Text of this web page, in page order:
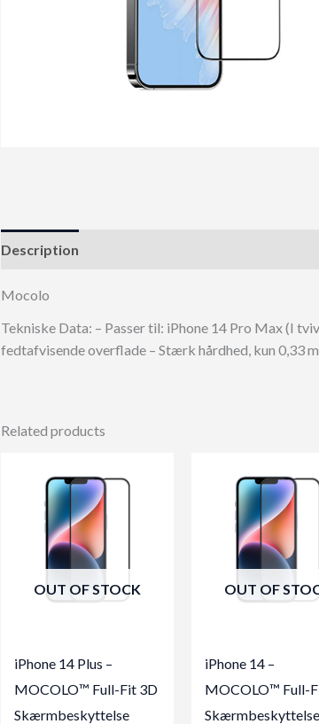
Description
Mocolo
Tekniske Data: – Passer til: iPhone 14 Pro Max (I
fedtafvisende overflade – Stærk hårdhed, kun 0,33
Related products
OUT OF STOCK
iPhone 14 Plus –
MOCOLO™ Full-Fit 3D
Skærmbeskyttelse
OUT OF
iPhone 14 –
MOCOLO™ Full-
Skærmbeskyttelse